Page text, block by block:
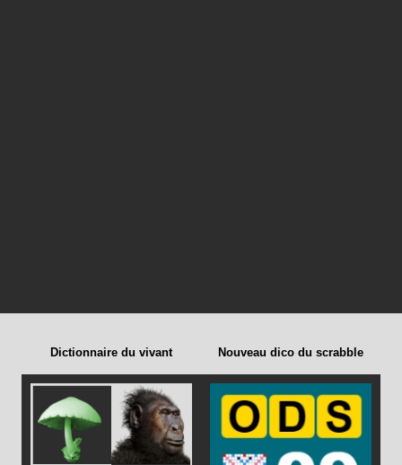
Dictionnaire du vivant Nouveau dico du scrabble